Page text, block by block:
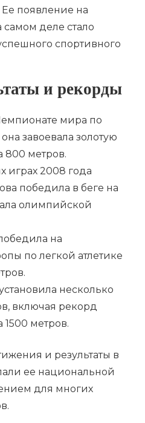
появление на
деле стало
спортивного
и рекорды
мира по
завоевала золотую
800 метров.
играх 2008 года
победила в беге на
олимпийской
на
по легкой атлетике
несколько
включая рекорд
1500 метров.
и результаты в
ее национальной
для многих